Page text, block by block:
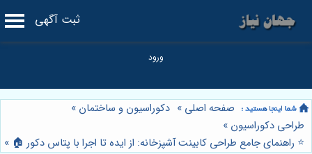
ثبت آگهی
صفحه اصلی » دکوراسیون و ساختمان »
طراحی دکوراسیون »
⭐️ راهنمای جامع طراحی کابینت آشپزخانه: از ایده تا اجرا با پتاس دکور 🏠 »